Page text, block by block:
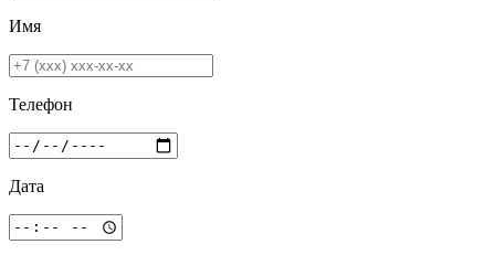
Имя
Телефон
Дата